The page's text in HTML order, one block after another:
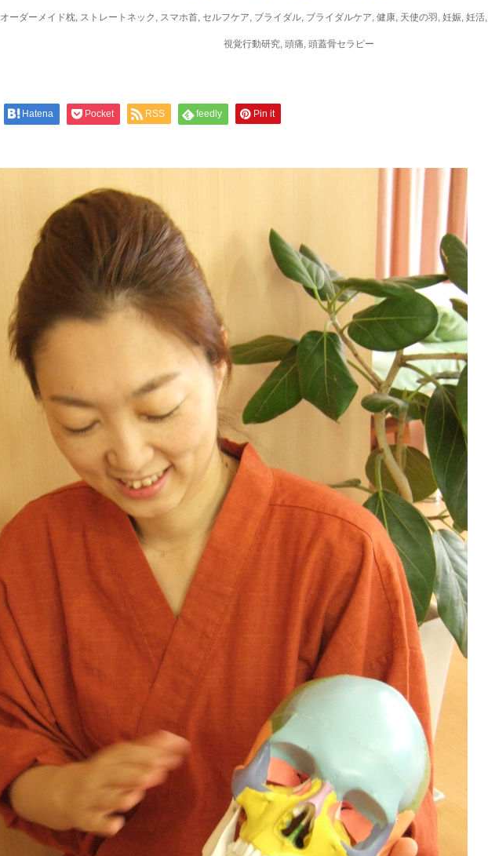
オーダーメイド枕, ストレートネック , スマホ首, セルフケア, ブライダル, ブライダルケア, 健康, 天使の羽 , 妊娠, 妊活,
視覚行動研究, 頭痛, 頭蓋骨セラピー
Hatena Pocket RSS feedly Pin it